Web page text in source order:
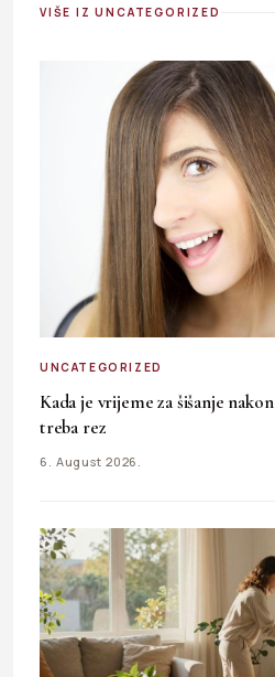
VIŠE IZ UNCATEGORIZED
UNCATEGORIZED
Kada je vrijeme za šišanje
treba rez
6. August 2026.